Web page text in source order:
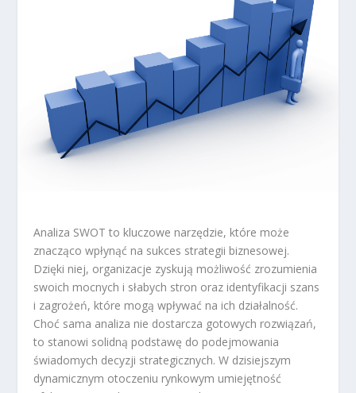
Analiza SWOT to kluczowe narzędzie, które może
znacząco wpłynąć na sukces strategii biznesowej.
Dzięki niej, organizacje zyskują możliwość zrozumienia
swoich mocnych i słabych stron oraz identyfikacji szans
i zagrożeń, które mogą wpływać na ich działalność.
Choć sama analiza nie dostarcza gotowych rozwiązań,
to stanowi solidną podstawę do podejmowania
świadomych decyzji strategicznych. W dzisiejszym
dynamicznym otoczeniu rynkowym umiejętność